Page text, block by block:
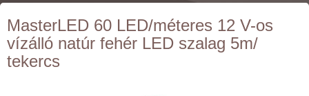
MasterLED 60 LED/méteres 12 V-os
vízálló natúr fehér LED szalag 5m/
tekercs